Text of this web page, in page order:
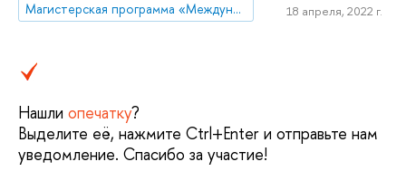
Магистерская программа «Международный корпоративный комплаенс и этика бизнеса»
18 апреля, 2022 г.
Нашли опечатку?
Выделите её, нажмите Ctrl+Enter и отправьте нам
уведомление. Спасибо за участие!